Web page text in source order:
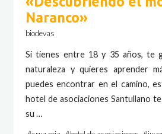
Naranco»
biodevas
Si tienes entre 18 y 35 años, te
naturaleza y quieres aprender
puedes encontrar en el camino,
hotel de asociaciones Santullano
su …